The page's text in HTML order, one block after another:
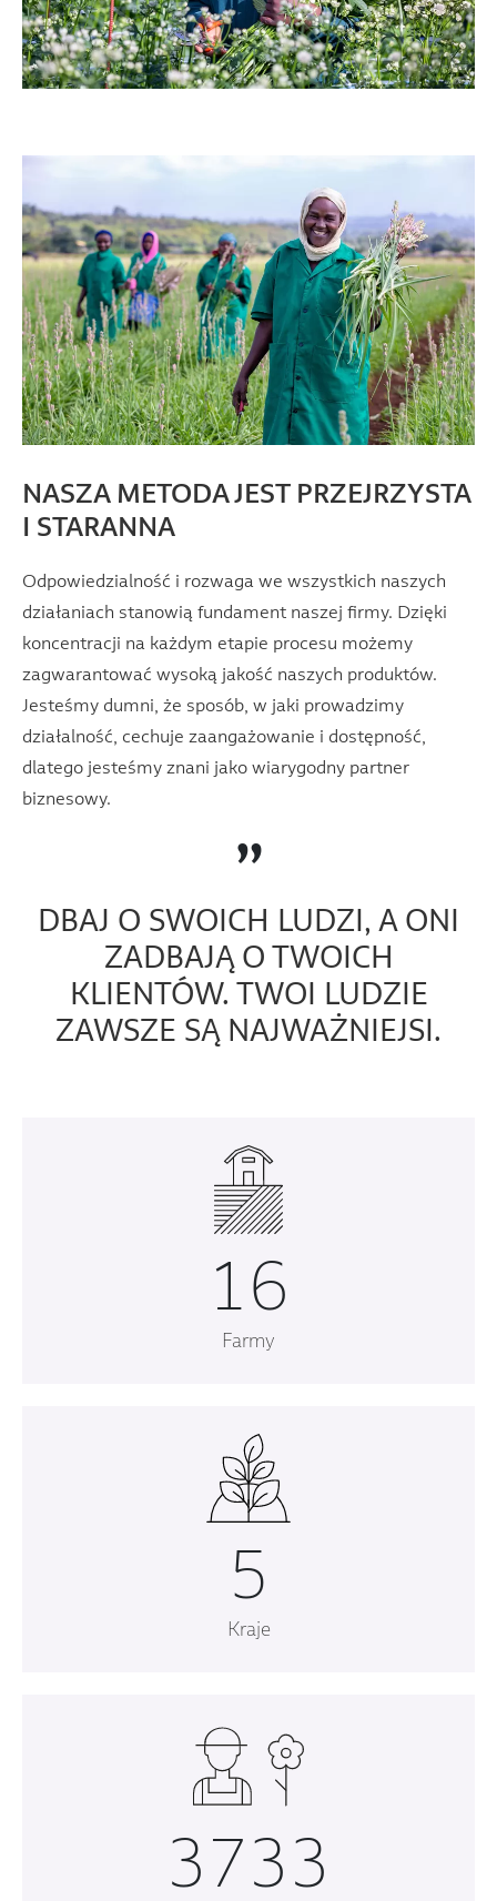
NASZA METODA JEST PRZEJRZYSTA
I STARANNA
Odpowiedzialność i rozwaga we wszystkich naszych
działaniach stanowią fundament naszej firmy. Dzięki
koncentracji na każdym etapie procesu możemy
zagwarantować wysoką jakość naszych produktów.
Jesteśmy dumni, że sposób, w jaki prowadzimy
działalność, cechuje zaangażowanie i dostępność,
dlatego jesteśmy znani jako wiarygodny partner
biznesowy.
”
DBAJ O SWOICH LUDZI, A ONI
ZADBAJĄ O TWOICH
KLIENTÓW. TWOI LUDZIE
ZAWSZE SĄ NAJWAŻNIEJSI.
16
Farmy
5
Kraje
3867